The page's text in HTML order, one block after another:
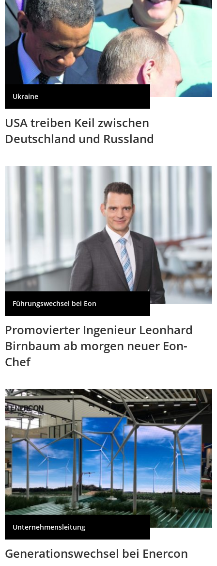
Ukraine
USA treiben Keil zwischen
Deutschland und Russland
Führungswechsel bei Eon
Promovierter Ingenieur Leonhard
Birnbaum ab morgen neuer Eon-
Chef
Unternehmensleitung
Generationswechsel bei Enercon